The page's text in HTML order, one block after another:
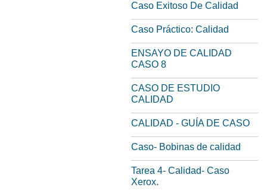
Caso Exitoso De Calidad
Caso Práctico: Calidad
ENSAYO DE CALIDAD
CASO 8
CASO DE ESTUDIO
CALIDAD
CALIDAD - GUÍA DE CASO
Caso- Bobinas de calidad
Tarea 4- Calidad- Caso
Xerox.